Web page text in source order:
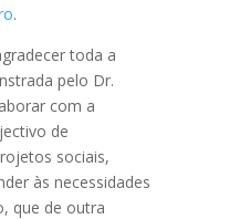
.
toda a
pelo Dr.
com a
de
sociais,
às necessidades
que de outra